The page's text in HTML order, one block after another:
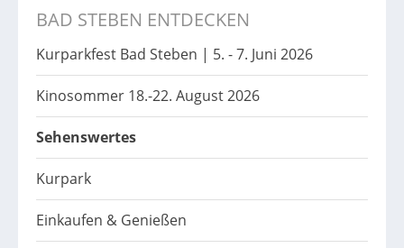
BAD STEBEN ENTDECKEN
Kurparkfest Bad Steben | 5. - 7. Juni 2026
Kinosommer 18.-22. August 2026
Sehenswertes
Kurpark
Einkaufen & Genießen